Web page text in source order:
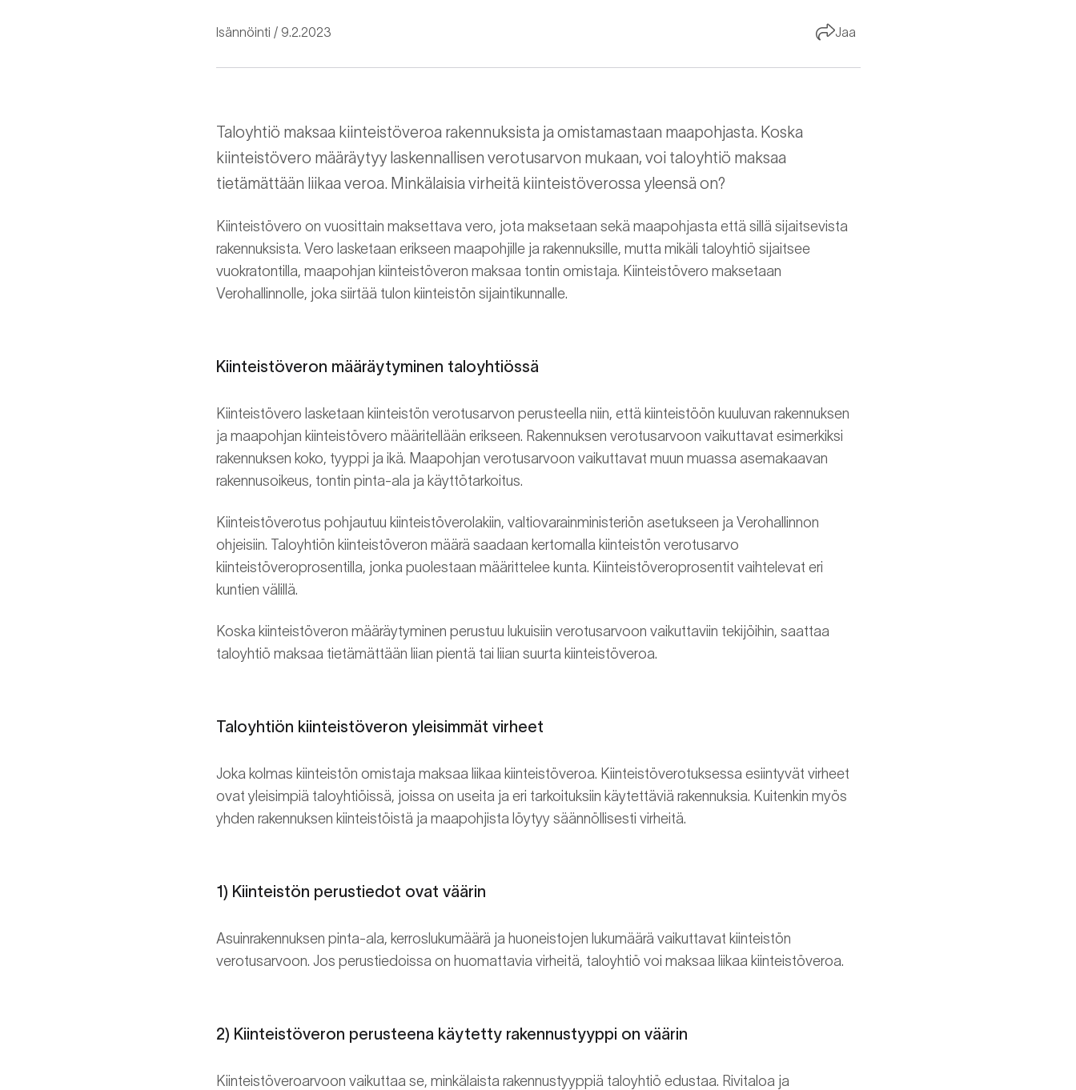
Isännöinti 9.2.2023 Jaa
Taloyhtiö maksaa kiinteistöveroa rakennuksista ja omistamastaan maapohjasta. Koska
kiinteistövero määräytyy laskennallisen verotusarvon mukaan, voi taloyhtiö maksaa
tietämättään liikaa veroa. Minkälaisia virheitä kiinteistöverossa yleensä on?
Kiinteistövero on vuosittain maksettava vero, jota maksetaan sekä maapohjasta että sillä sijaitsevista
rakennuksista. Vero lasketaan erikseen maapohjille ja rakennuksille, mutta mikäli taloyhtiö sijaitsee
vuokratontilla, maapohjan kiinteistöveron maksaa tontin omistaja. Kiinteistövero maksetaan
Verohallinnolle, joka siirtää tulon kiinteistön sijaintikunnalle.
Kiinteistöveron määräytyminen taloyhtiössä
Kiinteistövero lasketaan kiinteistön verotusarvon perusteella niin, että kiinteistöön kuuluvan rakennuksen
ja maapohjan kiinteistövero määritellään erikseen. Rakennuksen verotusarvoon vaikuttavat esimerkiksi
rakennuksen koko, tyyppi ja ikä. Maapohjan verotusarvoon vaikuttavat muun muassa asemakaavan
rakennusoikeus, tontin pinta-ala ja käyttötarkoitus.
Kiinteistöverotus pohjautuu kiinteistöverolakiin, valtiovarainministeriön asetukseen ja Verohallinnon
ohjeisiin. Taloyhtiön kiinteistöveron määrä saadaan kertomalla kiinteistön verotusarvo
kiinteistöveroprosentilla, jonka puolestaan määrittelee kunta. Kiinteistöveroprosentit vaihtelevat eri
kuntien välillä.
Koska kiinteistöveron määräytyminen perustuu lukuisiin verotusarvoon vaikuttaviin tekijöihin, saattaa
taloyhtiö maksaa tietämättään liian pientä tai liian suurta kiinteistöveroa.
Taloyhtiön kiinteistöveron yleisimmät virheet
Joka kolmas kiinteistön omistaja maksaa liikaa kiinteistöveroa. Kiinteistöverotuksessa esiintyvät virheet
ovat yleisimpiä taloyhtiöissä, joissa on useita ja eri tarkoituksiin käytettäviä rakennuksia. Kuitenkin myös
yhden rakennuksen kiinteistöistä ja maapohjista löytyy säännöllisesti virheitä.
1) Kiinteistön perustiedot ovat väärin
Asuinrakennuksen pinta-ala, kerroslukumäärä ja huoneistojen lukumäärä vaikuttavat kiinteistön
verotusarvoon. Jos perustiedoissa on huomattavia virheitä, taloyhtiö voi maksaa liikaa kiinteistöveroa.
2) Kiinteistöveron perusteena käytetty rakennustyyppi on väärin
Kiinteistöveroarvoon vaikuttaa se, minkälaista rakennustyyppiä taloyhtiö edustaa. Rivitaloa ja